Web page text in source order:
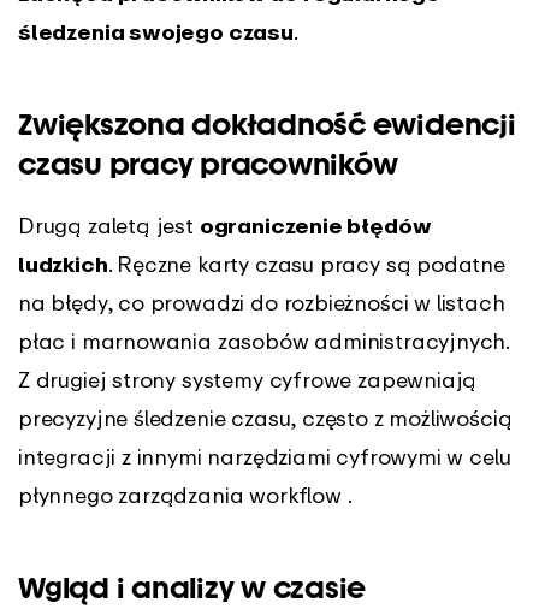
śledzenia swojego czasu.
Zwiększona dokładność ewidencji
czasu pracy pracowników
Drugą zaletą jest ograniczenie błędów
ludzkich. Ręczne karty czasu pracy są podatne
na błędy, co prowadzi do rozbieżności w listach
płac i marnowania zasobów administracyjnych.
Z drugiej strony systemy cyfrowe zapewniają
precyzyjne śledzenie czasu, często z możliwością
integracji z innymi narzędziami cyfrowymi w celu
płynnego zarządzania workflow .
Wgląd i analizy w czasie